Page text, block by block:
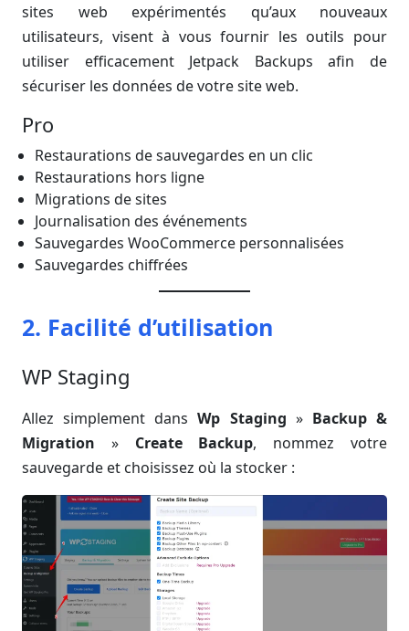
sites web expérimentés qu’aux nouveaux
utilisateurs, visent à vous fournir les outils pour
utiliser efficacement Jetpack Backups afin de
sécuriser les données de votre site web.
Pro
Restaurations de sauvegardes en un clic
Restaurations hors ligne
Migrations de sites
Journalisation des événements
Sauvegardes WooCommerce personnalisées
Sauvegardes chiffrées
2. Facilité d’utilisation
WP Staging
Allez simplement dansWp Staging » Backup &
Migration » Create Backup, nommez votre
sauvegarde et choisissez où la stocker :